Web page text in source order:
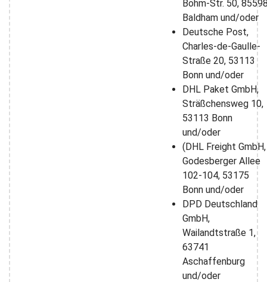
Böhm-Str. 50,
Baldham und/oder
Deutsche Post,
Charles-de-Gaulle-
Straße 20, 53113
Bonn und/oder
DHL Paket GmbH,
Sträßchensweg 10,
53113 Bonn
und/oder
(DHL Freight GmbH,
Godesberger Allee
102-104, 53175
Bonn und/oder
DPD Deutschland
GmbH,
Wailandtstraße 1,
63741
Aschaffenburg
und/oder